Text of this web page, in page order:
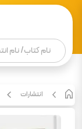
انتشارات